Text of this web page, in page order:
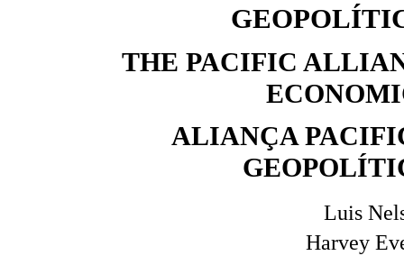
THE PACIFIC
ALIANÇA
Luis
Harvey